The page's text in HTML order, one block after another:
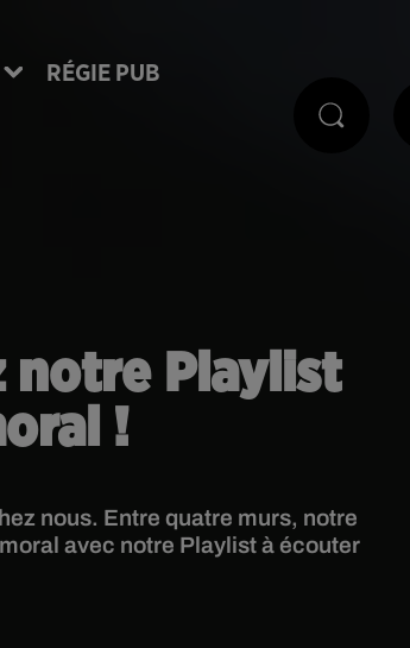
RÉGIE PUB
notre Playlist
!
nous. Entre quatre murs, notre
avec notre Playlist à écouter